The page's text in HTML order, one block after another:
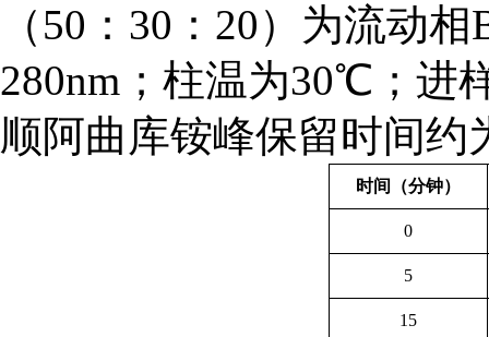
（50：30：20） 为流动相
280nm；柱温为30℃； 进
顺阿曲库铵峰保留时间约
时间（分钟）
0
5
15